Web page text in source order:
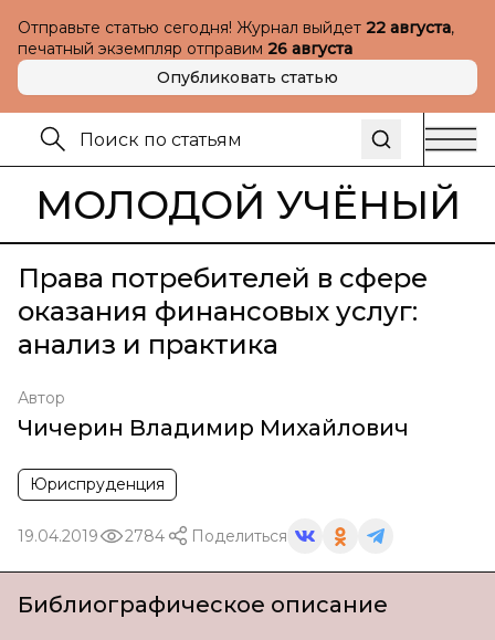
Отправьте статью сегодня! Журнал выйдет 22 августа,
печатный экземпляр отправим 26 августа
Опубликовать статью
МОЛОДОЙ УЧЁНЫЙ
Права потребителей в сфере
оказания финансовых услуг:
анализ и практика
Автор
Чичерин Владимир Михайлович
Юриспруденция
19.04.2019 2784 Поделиться
Библиографическое описание